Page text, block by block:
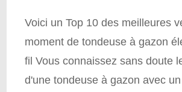
Voici un Top 10 des meilleures
moment de tondeuse à gazon
fil Vous connaissez sans doute
d'une tondeuse à gazon avec